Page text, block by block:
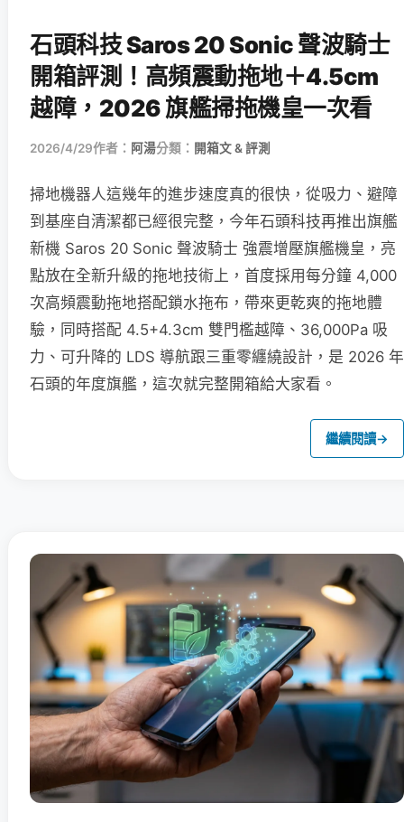
石頭科技 Saros 20 Sonic 聲波騎士
開箱評測！高頻震動拖地＋4.5cm
越障，2026 旗艦掃拖機皇一次看
2026/4/29作者： 阿湯分類： 開箱文 & 評測
掃地機器人這幾年的進步速度真的很快，從吸力、避障
到基座自清潔都已經很完整，今年石頭科技再推出旗艦
新機 Saros 20 Sonic 聲波騎士 強震增壓旗艦機皇，亮
點放在全新升級的拖地技術上，首度採用每分鐘 4,000
次高頻震動拖地搭配鎖水拖布，帶來更乾爽的拖地體
驗，同時搭配 4.5+4.3cm 雙門檻越障、36,000Pa 吸
力、可升降的 LDS 導航跟三重零纏繞設計，是 2026 年
石頭的年度旗艦，這次就完整開箱給大家看。
繼續閱讀→